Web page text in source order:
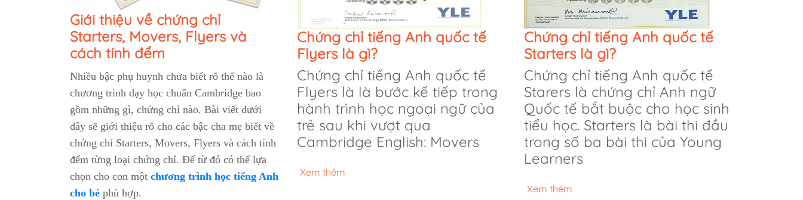
Giới thiệu về chứng chỉ
Starters, Movers, Flyers và
cách tính đểm
Nhiều bậc phụ huynh chưa biết rõ thế nào là
chương trình dạy học chuẩn Cambridge bao
gồm những gì, chứng chỉ nào. Bài viết dưới
đây sẽ giới thiệu rõ cho các bậc cha mẹ biết về
chứng chỉ Starters, Movers, Flyers và cách tính
đểm từng loại chứng chỉ. Để từ đó có thể lựa
chọn cho con một chương trình học tiếng Anh
cho bé phù hợp.
Chứng chỉ tiếng Anh quốc tế
Flyers là gì?
Chứng chỉ tiếng Anh quốc tế
Flyers là là bước kế tiếp trong
hành trình học ngoại ngữ của
trẻ sau khi vượt qua
Cambridge English: Movers
Xem thêm
Chứng chỉ tiếng Anh quốc tế
Starters là gì?
Chứng chỉ tiếng Anh quốc tế
Starers là chứng chỉ Anh ngữ
Quốc tế bắt buộc cho học sinh
tiểu học. Starters là bài thi đầu
trong số ba bài thi của Young
Learners
Xem thêm